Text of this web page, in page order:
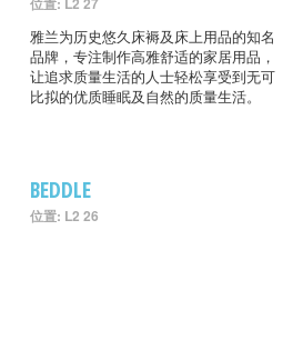
雅兰为历史悠久床褥及床上用品的知名
品牌，专注制作高雅舒适的家居用品，
让追求质量生活的人士轻松享受到无可
比拟的优质睡眠及自然的质量生活。
BEDDLE
位置: L2 26